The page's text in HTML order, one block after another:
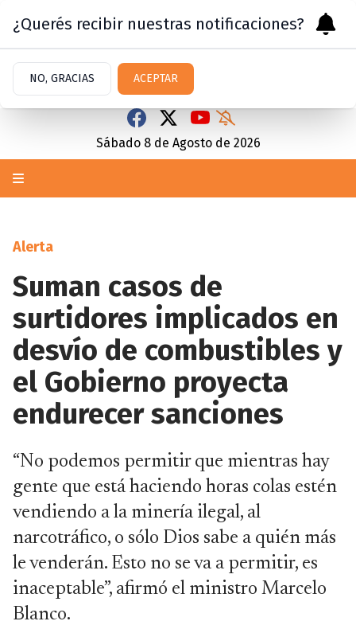
Sábado 8 de Agosto de 2026
Alerta
Suman casos de
surtidores implicados en
desvío de combustibles y
el Gobierno proyecta
endurecer sanciones
“No podemos permitir que mientras hay
gente que está haciendo horas colas estén
vendiendo a la minería ilegal, al
narcotráfico, o sólo Dios sabe a quién más
le venderán. Esto no se va a permitir, es
inaceptable”, afirmó el ministro Marcelo
Blanco.
¿Querés recibir nuestras notificaciones?
NO, GRACIAS ACEPTAR